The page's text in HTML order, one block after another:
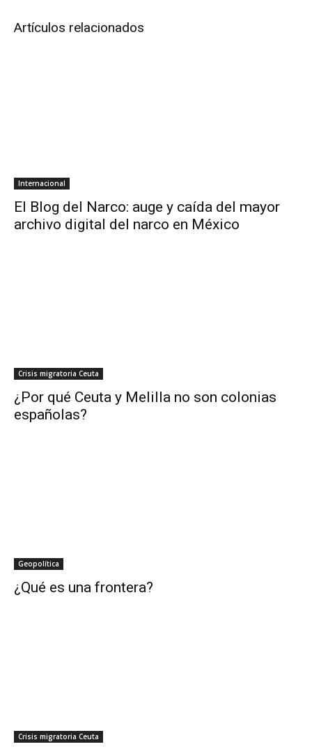
Artículos relacionados
Internacional
El Blog del Narco: auge y caída del mayor
archivo digital del narco en México
Crisis migratoria Ceuta
¿Por qué Ceuta y Melilla no son colonias
españolas?
Geopolítica
¿Qué es una frontera?
Crisis migratoria Ceuta